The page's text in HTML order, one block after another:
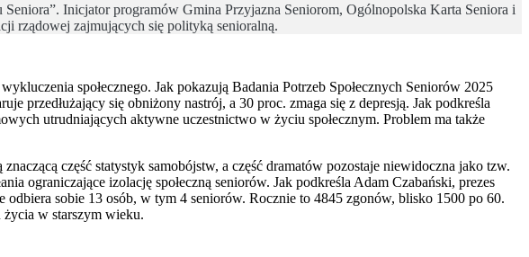
Inicjator programów Gmina Przyjazna Seniorom, Ogólnopolska Karta Seniora i
rządowej zajmujących się polityką senioralną.
społecznego. Jak pokazują Badania Potrzeb Społecznych Seniorów 2025
przedłużający się obniżony nastrój, a 30 proc. zmaga się z depresją. Jak podkreśla
utrudniających aktywne uczestnictwo w życiu społecznym. Problem ma także
część statystyk samobójstw, a część dramatów pozostaje niewidoczna jako tzw.
ograniczające izolację społeczną seniorów. Jak podkreśla Adam Czabański, prezes
sobie 13 osób, w tym 4 seniorów. Rocznie to 4845 zgonów, blisko 1500 po 60.
życia w starszym wieku.